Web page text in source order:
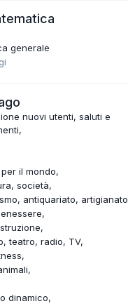
generale
nuovi utenti, saluti e
il mondo
società
antiquariato, artigianato
teatro, radio, TV
dinamico